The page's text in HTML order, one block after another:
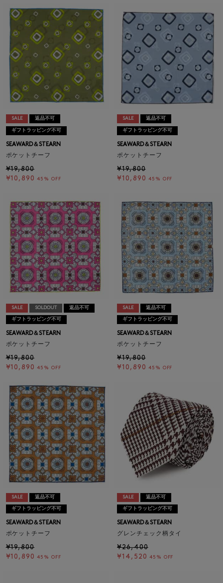
SALE 返品不可
ギフトラッピング不可
SEAWARD＆STEARN
ポケットチーフ
¥19,800
¥10,890 45% OFF
SALE 返品不可
ギフトラッピング不可
SEAWARD＆STEARN
ポケットチーフ
¥19,800
¥10,890 45% OFF
SALE SOLDOUT 返品不可
ギフトラッピング不可
SEAWARD＆STEARN
ポケットチーフ
¥19,800
¥10,890 45% OFF
SALE 返品不可
ギフトラッピング不可
SEAWARD＆STEARN
ポケットチーフ
¥19,800
¥10,890 45% OFF
SALE 返品不可
ギフトラッピング不可
SEAWARD＆STEARN
ポケットチーフ
¥19,800
¥10,890 45% OFF
SALE 返品不可
ギフトラッピング不可
SEAWARD＆STEARN
グレンチェック柄タイ
¥26,400
¥14,520 45% OFF